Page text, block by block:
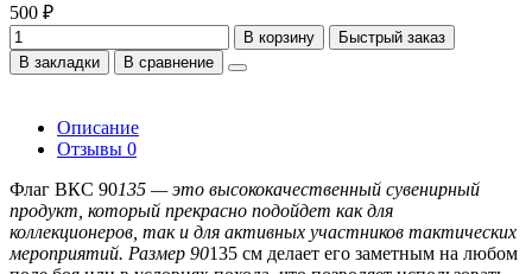
500 ₽
В корзину
Быстрый заказ
В закладки
В сравнение
Описание
Отзывы 0
Флаг ВКС 90135 — это высококачественный сувенирный
продукт, который прекрасно подойдет как для
коллекционеров, так и для активных участников тактических
мероприятий. Размер 90135 см делает его заметным на любом